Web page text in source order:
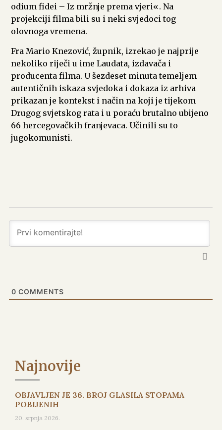
odium fidei – Iz mržnje prema vjeri«. Na
projekciji filma bili su i neki svjedoci tog
olovnoga vremena.
Fra Mario Knezović, župnik, izrekao je najprije
nekoliko riječi u ime Laudata, izdavača i
producenta filma. U šezdeset minuta temeljem
autentičnih iskaza svjedoka i dokaza iz arhiva
prikazan je kontekst i način na koji je tijekom
Drugog svjetskog rata i u poraću brutalno ubijeno
66 hercegovačkih franjevaca. Učinili su to
jugokomunisti.
0 COMMENTS
Najnovije
OBJAVLJEN JE 36. BROJ GLASILA STOPAMA
POBIJENIH
20. srpnja 2026.